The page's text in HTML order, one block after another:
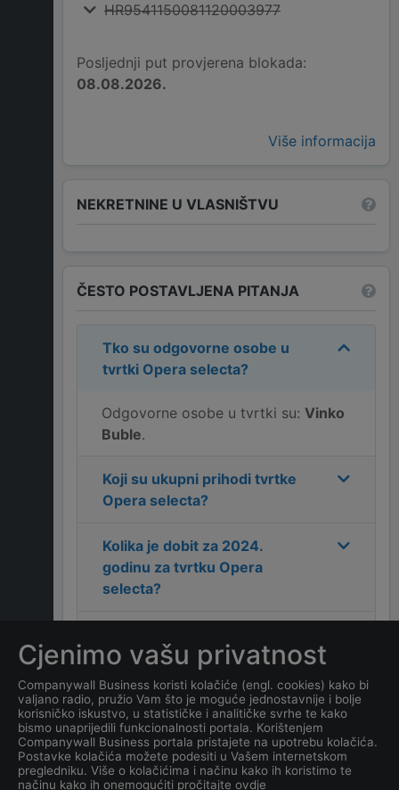
HR9541150081120003977
Posljednji put provjerena blokada:
08.08.2026.
Više informacija
NEKRETNINE U VLASNIŠTVU
ČESTO POSTAVLJENA PITANJA
Tko su odgovorne osobe u
tvrtki Opera selecta?
Odgovorne osobe u tvrtki su: Vinko
Buble.
Koji su ukupni prihodi tvrtke
Opera selecta?
Kolika je dobit za 2024.
godinu za tvrtku Opera
selecta?
selecta?
Koji je kontakt tvrtke Opera
selecta?
Koji je datum osnivanja
Cjenimo vašu privatnost
Companywall Business koristi kolačiće (engl. cookies) kako bi
valjano radio, pružio Vam što je moguće jednostavnije i bolje
korisničko iskustvo, u statističke i analitičke svrhe te kako
bismo unaprijedili funkcionalnosti portala. Korištenjem
Companywall Business portala pristajete na upotrebu kolačića.
Postavke kolačića možete podesiti u Vašem internetskom
pregledniku. Više o kolačićima i načinu kako ih koristimo te
načinu kako ih onemogućiti pročitajte ovdje